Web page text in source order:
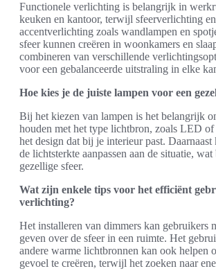
Functionele verlichting is belangrijk in
keuken en kantoor, terwijl sfeerverlichting en
accentverlichting zoals wandlampen en
sfeer kunnen creëren in woonkamers en
combineren van verschillende
voor een gebalanceerde uitstraling in elke
Hoe kies je de juiste lampen voor een
Bij het kiezen van lampen is het belangrijk
houden met het type lichtbron, zoals LED of
het design dat bij je interieur past.
de lichtsterkte aanpassen aan de situatie,
gezellige sfeer.
Wat zijn enkele tips voor het efficiënt
verlichting?
Het installeren van dimmers kan gebruikers
geven over de sfeer in een ruimte. Het
andere warme lichtbronnen kan ook helpen
gevoel te creëren, terwijl het zoeken naar